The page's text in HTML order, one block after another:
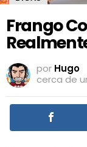
Frango
por Hugo
cerca de